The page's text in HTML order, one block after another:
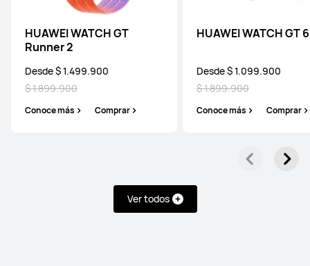
HUAWEI WATCH GT
Runner 2
Desde $ 1.499.900
$ 1.899.900
Conoce más Comprar
HUAWEI WATCH GT
Desde $ 1.099.900
$ 1.899.900
Conoce más Comprar
Ver todos
HUAWEI WATCH Ultimate 2
Comprar